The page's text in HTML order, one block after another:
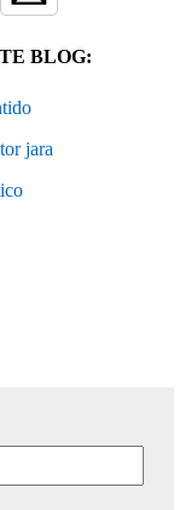
BLOG:
jara